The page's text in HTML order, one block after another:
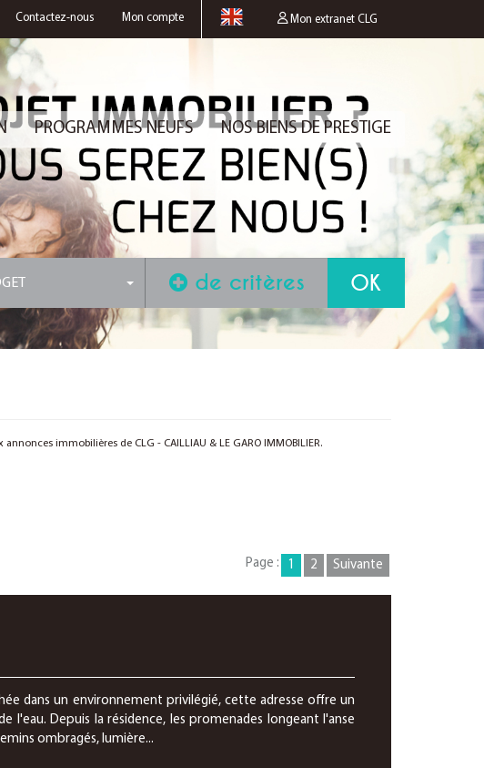
Mon extranet CLG
Contactez-nous Mon compte
PROGRAMMES NEUFS NOS BIENS DE PRESTIGE
de critères
immobilières de CLG - CAILLIAU & LE GARO IMMOBILIER.
1 2 Suivante
Page :
dans un environnement privilégié, cette adresse offre un
l'eau. Depuis la résidence, les promenades longeant l'anse
ombragés, lumière...